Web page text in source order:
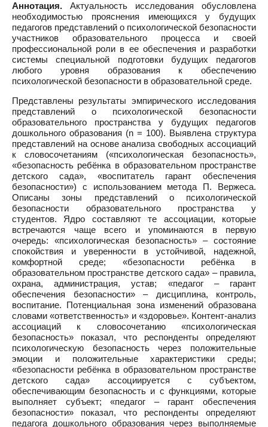
Аннотация. Актуальность исследования обусловлена
необходимостью прояснения имеющихся у будущих
педагогов представлений о психологической безопасности
участников образовательного процесса и своей
профессиональной роли в ее обеспечения и разработки
системы специальной подготовки будущих педагогов
любого уровня образования к обеспечению
психологической безопасности в образовательной среде.
Представлены результаты эмпирического исследования
представлений о психологической безопасности
образовательного пространства у будущих педагогов
дошкольного образования (n = 100). Выявлена структура
представлений на основе анализа свободных ассоциаций
к словосочетаниям («психологическая безопасность»,
«безопасность ребёнка в образовательном пространстве
детского сада», «воспитатель гарант обеспечения
безопасности») с использованием метода П. Вержеса.
Описаны зоны представлений о психологической
безопасности образовательного пространства у
студентов. Ядро составляют те ассоциации, которые
встречаются чаще всего и упоминаются в первую
очередь: «психологическая безопасность» – состояние
спокойствия и уверенности в устойчивой, надежной,
комфортной среде; «безопасности ребёнка в
образовательном пространстве детского сада» – правила,
охрана, администрация, устав; «педагог – гарант
обеспечения безопасности» – дисциплина, контроль,
воспитание. Потенциальная зона изменений образована
словами «ответственность» и «здоровье». Контент-анализ
ассоциаций к словосочетанию «психологическая
безопасность» показал, что респонденты определяют
психологическую безопасность через положительные
эмоции и положительные характеристики среды;
«безопасности ребёнка в образовательном пространстве
детского сада» ассоциируется с субъектом,
обеспечивающим безопасность и с функциями, которые
выполняет субъект; «педагог – гарант обеспечения
безопасности» показал, что респонденты определяют
педагога дошкольного образования через выполняемые